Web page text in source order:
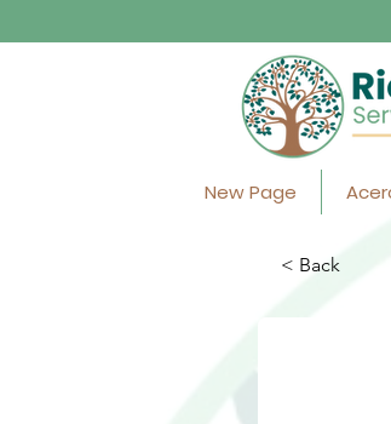
New Page
< Back